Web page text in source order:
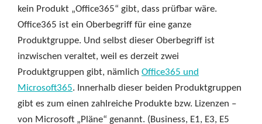
kein Produkt „Office365“ gibt, dass prüfbar wäre.
Office365 ist ein Oberbegriff für eine ganze
Produktgruppe. Und selbst dieser Oberbegriff ist
inzwischen veraltet, weil es derzeit zwei
Produktgruppen gibt, nämlich Office365 und
Microsoft365. Innerhalb dieser beiden Produktgruppen
gibt es zum einen zahlreiche Produkte bzw. Lizenzen –
von Microsoft „Pläne“ genannt. (Business, E1, E3, E5